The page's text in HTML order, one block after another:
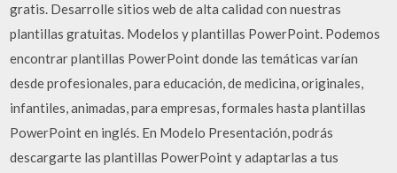
gratis. Desarrolle sitios web de alta calidad con nuestras
plantillas gratuitas. Modelos y plantillas PowerPoint. Podemos
encontrar plantillas PowerPoint donde las temáticas varían
desde profesionales, para educación, de medicina, originales,
infantiles, animadas, para empresas, formales hasta plantillas
PowerPoint en inglés. En Modelo Presentación, podrás
descargarte las plantillas PowerPoint y adaptarlas a tus